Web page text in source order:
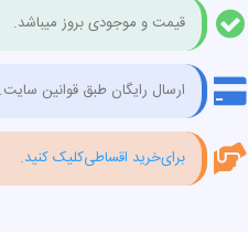
قیمت و موجودی بروز میباشد.
ارسال رایگان طبق قوانین سایت.
برای‌خرید اقساطی‌کلیک کنید.